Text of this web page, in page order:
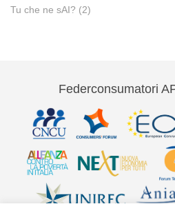
Tu che ne sAI? (2)
Federconsumatori